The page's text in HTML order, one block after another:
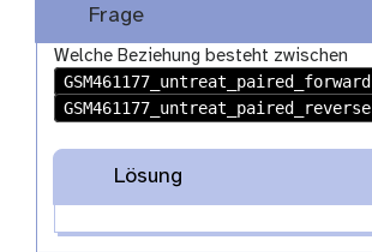
Frage
Welche Beziehung besteht zwischen
GSM461177_untreat_paired_forward
GSM461177_untreat_paired_reverse
Lösung